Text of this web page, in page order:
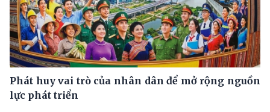
Phát huy vai trò của nhân dân để mở rộng nguồn
lực phát triển